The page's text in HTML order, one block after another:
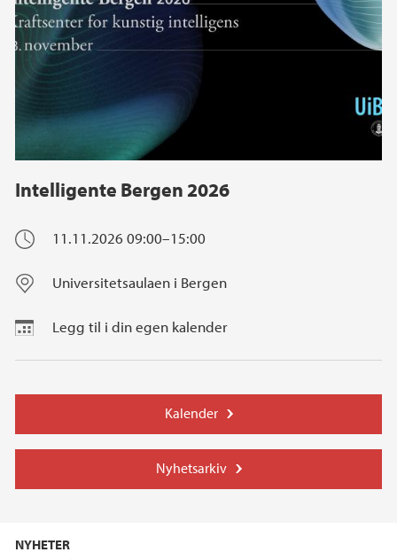
Intelligente Bergen 2026
Universitetsaulaen i Bergen
11.11.2026 09:00–15:00
Legg til i din egen kalender
Kalender
Nyhetsarkiv
NYHETER